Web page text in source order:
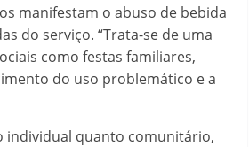
manifestam o abuso de bebida
do serviço. “Trata-se de uma
como festas familiares,
do uso problemático e a
individual quanto comunitário,